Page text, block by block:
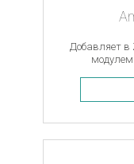
Добавляет в